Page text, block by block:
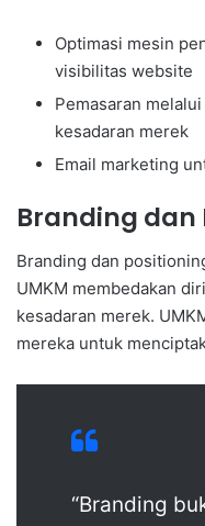
Optimasi mesin
visibilitas website
Pemasaran
kesadaran merek
Email marketing
Branding dan
Branding dan
UMKM membedakan
kesadaran merek.
mereka untuk
“Branding